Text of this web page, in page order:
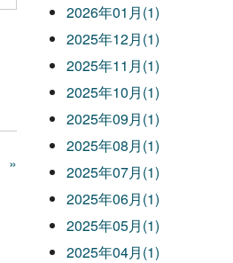
»
2026年01月(1)
2025年12月(1)
2025年11月(1)
2025年10月(1)
2025年09月(1)
2025年08月(1)
2025年07月(1)
2025年06月(1)
2025年05月(1)
2025年04月(1)